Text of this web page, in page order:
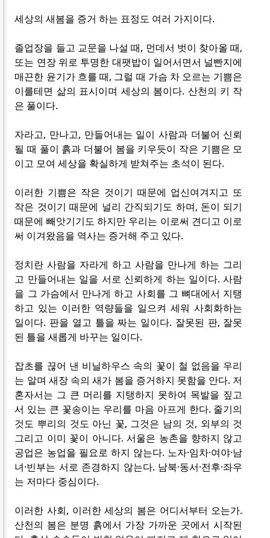
세상의 새봄을 증거 하는 표정도 여러 가지이다.
졸업장을 들고 교문을 나설 때, 먼데서 벗이 찾아올 때,
또는 연장 위로 투명한 대팻밥이 일어서면서 널빤지에
매끈한 윤기가 흐를 때, 그럴 때 가슴 차 오르는 기쁨은
이를테면 삶의 표시이며 세상의 봄이다. 산천의 키 작
은 풀이다.
자라고, 만나고, 만들어내는 일이 사람과 더불어 신뢰
될 때 풀이 흙과 더불어 봄을 키우듯이 작은 기쁨은 모
이고 모여 세상을 확실하게 받쳐주는 초석이 된다.
이러한 기쁨은 작은 것이기 때문에 업신여겨지고 또
작은 것이기 때문에 널리 간직되기도 하며, 돈이 되기
때문에 빼앗기기도 하지만 우리는 이로써 견디고 이로
써 이겨왔음을 역사는 증거해 주고 있다.
정치란 사람을 자라게 하고 사람을 만나게 하는 그리
고 만들어내는 일을 서로 신뢰하게 하는 일이다. 사람
을 그 가슴에서 만나게 하고 사회를 그 뼈대에서 지탱
하고 있는 이러한 역량들을 일으켜 세워 사회화하는
일이다. 판을 열고 틀을 짜는 일이다. 잘못된 판, 잘못
된 틀을 새롭게 바꾸는 일이다.
잡초를 끊어 낸 비닐하우스 속의 꽃이 철 없음을 우리
는 알며 새장 속의 새가 봄을 증거하지 못함을 안다. 저
혼자서는 그 큰 머리를 지탱하지 못하여 목발을 짚고
서 있는 큰 꽃송이는 우리를 마음 아프게 한다. 줄기의
것도 뿌리의 것도 아닌 꽃, 그것은 남의 것, 외부의 것
그리고 이미 꽃이 아니다. 서울은 농촌을 향하지 않고
공업은 농업을 필요로 하지 않는다. 노자·임차·여야·남
녀·빈부는 서로 존경하지 않는다. 남북·동서·전후·좌우
는 저마다 중심이다.
이러한 사회, 이러한 세상의 봄은 어디서부터 오는가.
산천의 봄은 분명 흙에서 가장 가까운 곳에서 시작된